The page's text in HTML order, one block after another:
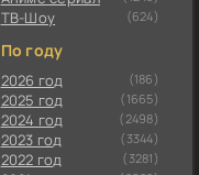
ТВ-Шоу (624)
По году
2026 год (186)
2025 год (1665)
2024 год (2498)
2023 год (3344)
2022 год (3281)